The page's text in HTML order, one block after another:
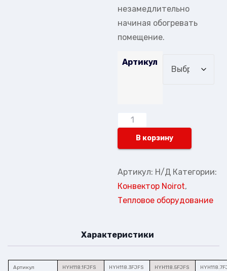
незамедлительно
начиная обогревать
помещение.
Артикул
В корзину
Артикул: Н/Д Категории:
Конвектор Noirot,
Тепловое оборудование
Характеристики
Артикул HYH118.1FJFS HYH118.3FJFS HYH118.5FJFS